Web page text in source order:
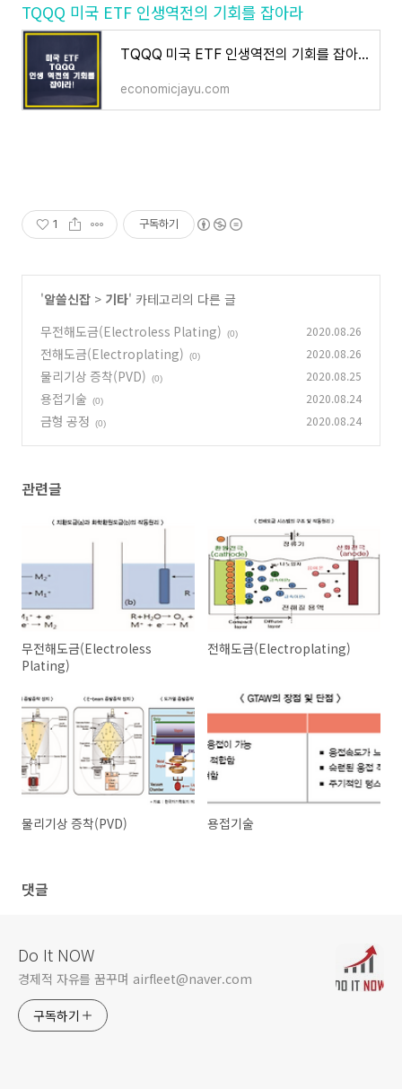
TQQQ 미국 ETF 인생역전의 기회를 잡아라
TQQQ 미국 ETF 인생역전의 기회를 잡아라
economicjayu.com
1 구독하기
'알쓸신잡 > 기타' 카테고리의 다른 글
무전해도금(Electroless Plating)
(0) 2020.08.26
전해도금(Electroplating) (0) 2020.08.26
물리기상 증착(PVD) (0) 2020.08.25
용접기술 (0) 2020.08.24
금형 공정 (0) 2020.08.24
관련글
무전해도금(Electroless
Plating)
전해도금(Electroplating)
물리기상 증착(PVD) 용접기술
댓글
Do It NOW
경제적 자유를 꿈꾸며 airfleet@naver.com
구독하기